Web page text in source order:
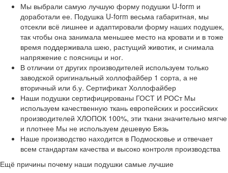
Мы выбрали самую лучшую форму подушки U-form и
доработали ее. Подушка U-form весьма габаритная, мы
отсекли всё лишнее и адаптировали форму наших подушек,
так чтобы она занимала меньшее место на кровати и в тоже
время поддерживала шею, растущий животик, и снимала
напряжение с поясницы и ног.
В отличии от других производителей используем только
заводской оригинальный холлофайбер 1 сорта, а не
вторичный или б.у. Сертификат Холлофайбер
Наши подушки сертифицированы ГОСТ И РОСт Мы
используем качественную ткань европейских и российских
производителей ХЛОПОК 100%, эти ткани значительно мягче
и плотнее Мы не используем дешевую Бязь
Наше производство находится в Подмосковье и отвечает
всем стандартам качества и высоко контроля производства
Ещё причины почему наши подушки самые лучшие